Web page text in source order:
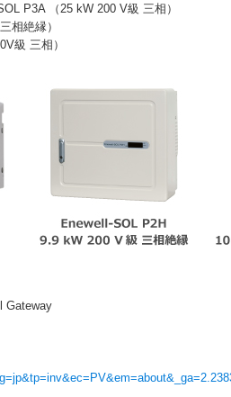
P3A （25 kW 200 V級 三相）
相絶縁）
級 三相）
Gateway